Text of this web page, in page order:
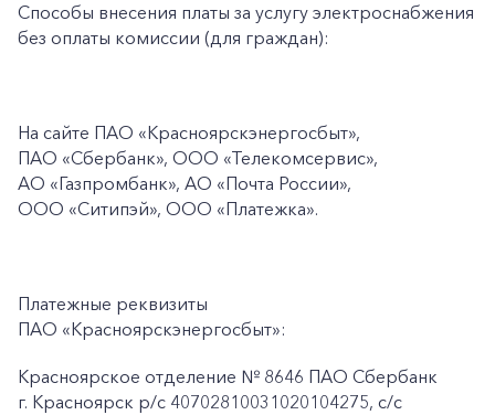
Способы внесения платы за услугу электроснабжения
без оплаты комиссии (для граждан):
На сайте ПАО «Красноярскэнергосбыт»,
ПАО «Сбербанк», ООО «Телекомсервис»,
АО «Газпромбанк», АО «Почта России»,
ООО «Ситипэй», ООО «Платежка».
Платежные реквизиты
ПАО «Красноярскэнергосбыт»:
Красноярское отделение № 8646 ПАО Сбербанк
г. Красноярск p/c 40702810031020104275, с/с